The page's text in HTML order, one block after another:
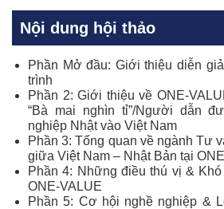
Nội dung hội thảo
Phần Mở đầu: Giới thiệu diễn
trình
Phần 2: Giới thiệu về ONE-
“Bà mai nghìn tỉ”/Người dẫn
nghiệp Nhật vào Việt Nam
Phần 3: Tổng quan về ngành Tư
giữa Việt Nam – Nhật Bản tại
Phần 4: Những điều thú vị &
ONE-VALUE
Phần 5: Cơ hội nghề nghiệp &